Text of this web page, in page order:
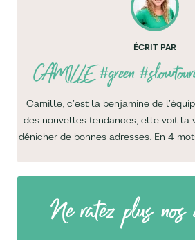
ÉCRIT PAR
CAMILLE#green
Camille, c'est la benjamine de
des nouvelles tendances, elle voit la
dénicher de bonnes adresses. En 4
Ne ratez plus nos